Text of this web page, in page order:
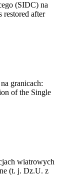
(SIDC) na
restored after
granicach:
of the Single
wiatrowych
(t. j. Dz.U. z